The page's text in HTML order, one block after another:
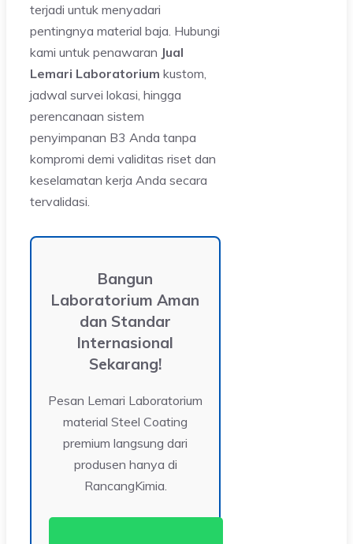
terjadi untuk menyadari
pentingnya material baja. Hubungi
kami untuk penawaran Jual
Lemari Laboratorium kustom,
jadwal survei lokasi, hingga
perencanaan sistem
penyimpanan B3 Anda tanpa
kompromi demi validitas riset dan
keselamatan kerja Anda secara
tervalidasi.
Bangun
Laboratorium Aman
dan Standar
Internasional
Sekarang!
Pesan Lemari Laboratorium
material Steel Coating
premium langsung dari
produsen hanya di
RancangKimia.